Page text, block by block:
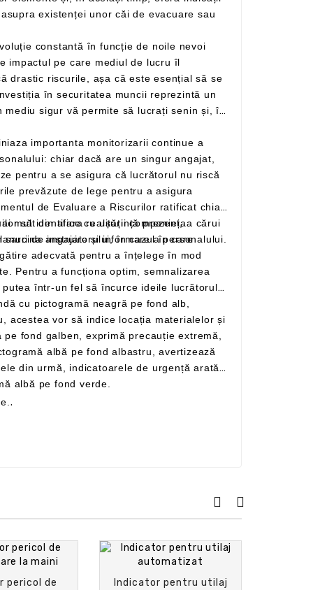
la locul de muncă pentru verificarea condițiilor periculoase și să prezinte planuri de instruire și informare a personalului.
forma lor pătrată cu pictogramă albă pe fond verde.
.
pericol de
Indicator pentru utilaj